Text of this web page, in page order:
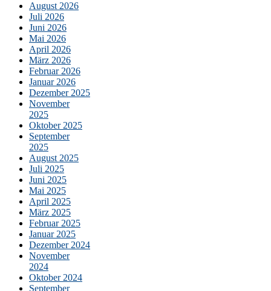
August 2026
Juli 2026
Juni 2026
Mai 2026
April 2026
März 2026
Februar 2026
Januar 2026
Dezember 2025
November
2025
Oktober 2025
September
2025
August 2025
Juli 2025
Juni 2025
Mai 2025
April 2025
März 2025
Februar 2025
Januar 2025
Dezember 2024
November
2024
Oktober 2024
September